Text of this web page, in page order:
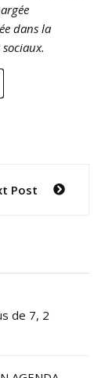
dans la
Post
de 7, 2